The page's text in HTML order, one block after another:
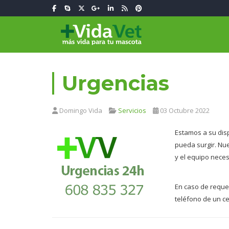
Urgencias
Domingo Vida Servicios 03 Octubre 2022
Estamos a su
pueda surgir.
y el equipo
En caso de
teléfono de un